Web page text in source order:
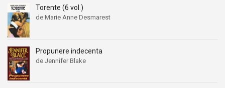
Aleksandr Beleaev
Alessandro Parronchi
Alex Mihai Stoenescu
Alexandr Soljenitin
Alexandra Jones
Alexandra Mosneaga
Aleksandr Beleaev
Alessandro Parronchi
Alex Mihai Stoenescu
Alexandr Soljenitin
Alexandra Jones
Alexandra Mosneaga
Torente (6 vol.)
de Marie Anne Desmarest
Propunere indecenta
de Jennifer Blake